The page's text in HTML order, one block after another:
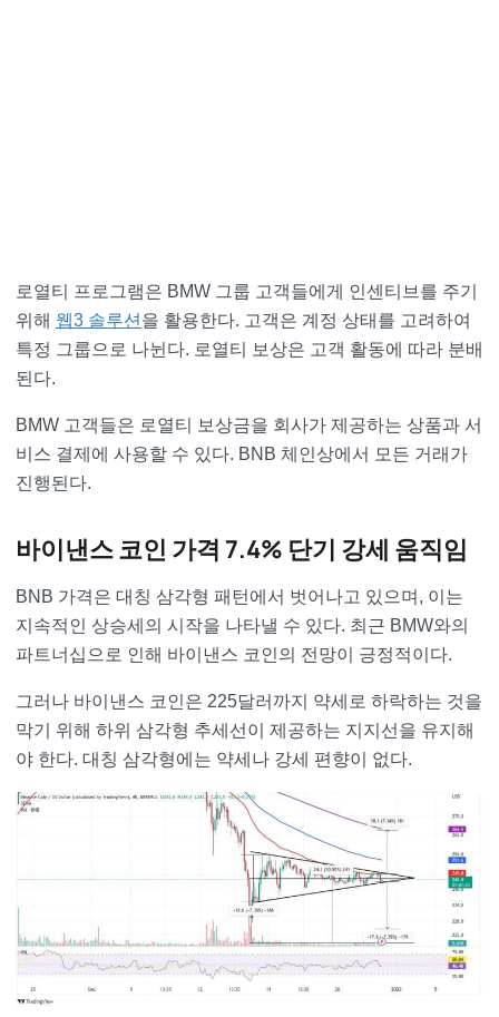
로열티 프로그램은 BMW 그룹 고객들에게 인센티브를 주기
위해 웹3 솔루션 을 활용한다. 고객은 계정 상태를 고려하여
특정 그룹으로 나뉜다. 로열티 보상은 고객 활동에 따라 분배
된다.
BMW 고객들은 로열티 보상금을 회사가 제공하는 상품과 서
비스 결제에 사용할 수 있다. BNB 체인상에서 모든 거래가
진행된다.
바이낸스 코인 가격 7.4% 단기 강세 움직임
BNB 가격은 대칭 삼각형 패턴에서 벗어나고 있으며, 이는
지속적인 상승세의 시작을 나타낼 수 있다. 최근 BMW와의
파트너십으로 인해 바이낸스 코인의 전망이 긍정적이다.
그러나 바이낸스 코인은 225달러까지 약세로 하락하는 것을
막기 위해 하위 삼각형 추세선이 제공하는 지지선을 유지해
야 한다. 대칭 삼각형에는 약세나 강세 편향이 없다.